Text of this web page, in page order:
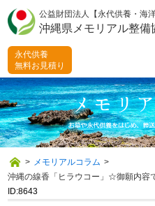
公益財団法人【永代供養・海洋
沖縄県メモリアル整備
永代供養
無料お見積り
> メモリアルコラム >
沖縄の線香「ヒラウコー」☆御願内容
ID:8643